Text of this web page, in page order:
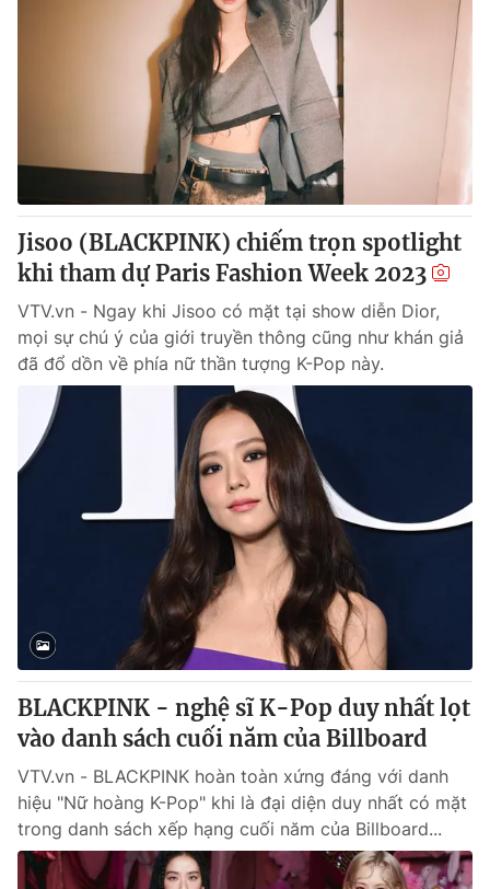
Jisoo (BLACKPINK) chiếm trọn spotlight
khi tham dự Paris Fashion Week 2023
VTV.vn - Ngay khi Jisoo có mặt tại show diễn Dior,
mọi sự chú ý của giới truyền thông cũng như khán giả
đã đổ dồn về phía nữ thần tượng K-Pop này.
BLACKPINK - nghệ sĩ K-Pop duy nhất lọt
vào danh sách cuối năm của Billboard
VTV.vn - BLACKPINK hoàn toàn xứng đáng với danh
hiệu "Nữ hoàng K-Pop" khi là đại diện duy nhất có mặt
trong danh sách xếp hạng cuối năm của Billboard...